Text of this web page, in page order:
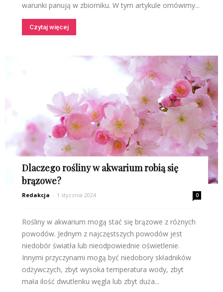
warunki panują w zbiorniku. W tym artykule omówimy...
Czytaj więcej
Dlaczego rośliny w akwarium robią się
brązowe?
Redakcja - 1 stycznia 2024 0
Rośliny w akwarium mogą stać się brązowe z różnych
powodów. Jednym z najczęstszych powodów jest
niedobór światła lub nieodpowiednie oświetlenie.
Innymi przyczynami mogą być niedobory składników
odżywczych, zbyt wysoka temperatura wody, zbyt
mała ilość dwutlenku węgla lub zbyt duża...